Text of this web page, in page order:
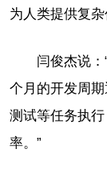
为人类提供复杂
闫俊杰说
个月的开发周
测试等任务执
率。”